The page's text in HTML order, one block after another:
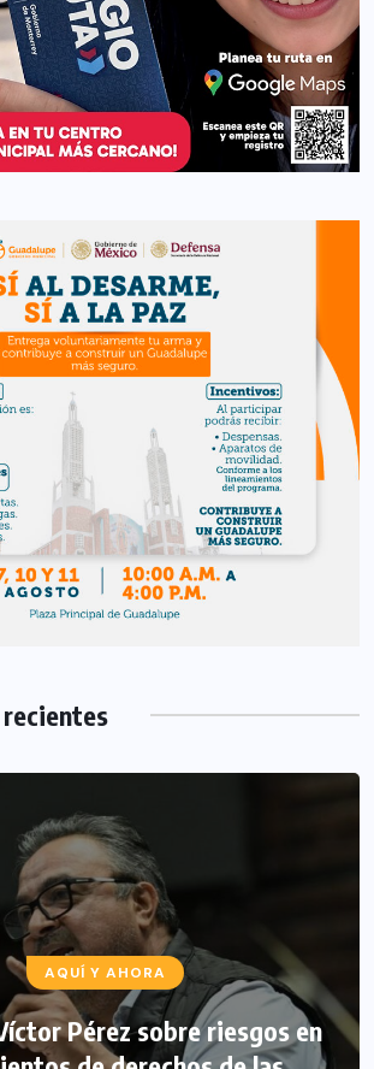
AQUÍ Y AHORA
Pérez sobre riesgos en